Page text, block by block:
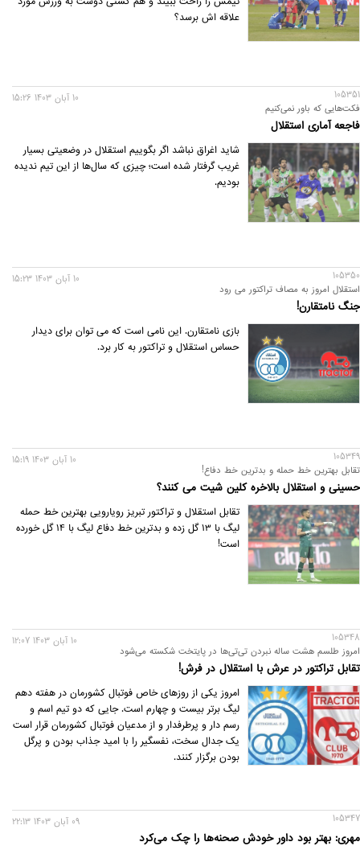
علاقه اش برسد؟
105351
فکت‌‎هایی که باور نمی‌کنیم
فاجعه آماری استقلال
10 آبان 1403 15:26
شاید اغراق نباشد اگر بگوییم استقلال در وضعیتی بسیار
غریب گرفتار شده است؛ چیزی که سال‌ها از این تیم ندیده
بودیم.
105350
استقلال امروز به مصاف تراکتور می رود
جنگ نامتقارن!
10 آبان 1403 15:23
بازی نامتقارن. این نامی است که می توان برای دیدار
حساس استقلال و تراکتور به کار برد.
105349
تقابل بهترین خط حمله و بدترین خط دفاع!
حسینی و استقلال بالاخره کلین شیت می کنند؟
10 آبان 1403 15:19
تقابل استقلال و تراکتور تبریز رویارویی بهترین خط حمله
لیگ با 13 گل زده و بدترین خط دفاع لیگ با 14 گل خورده
است!
105348
امروز طلسم هشت ساله نبردن تی‌تی‌ها در پایتخت شکسته می‌شود
تقابل تراکتور در عرش با استقلال در فرش!
10 آبان 1403 12:07
امروز یکی از روزهای خاص فوتبال کشورمان در هفته دهم
لیگ برتر بیست و چهارم است. جایی که دو تیم اسم و
رسم دار و پرطرفدار و از مدعیان فوتبال کشورمان قرار است
یک جدال سخت، نفسگیر را با امید جذاب بودن و پرگل
بودن برگزار کنند.
105347
مهری: بهتر بود داور خودش صحنه‌ها را چک می‌کرد
09 آبان 1403 22:13